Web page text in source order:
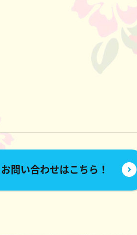
問い合わせはこちら！